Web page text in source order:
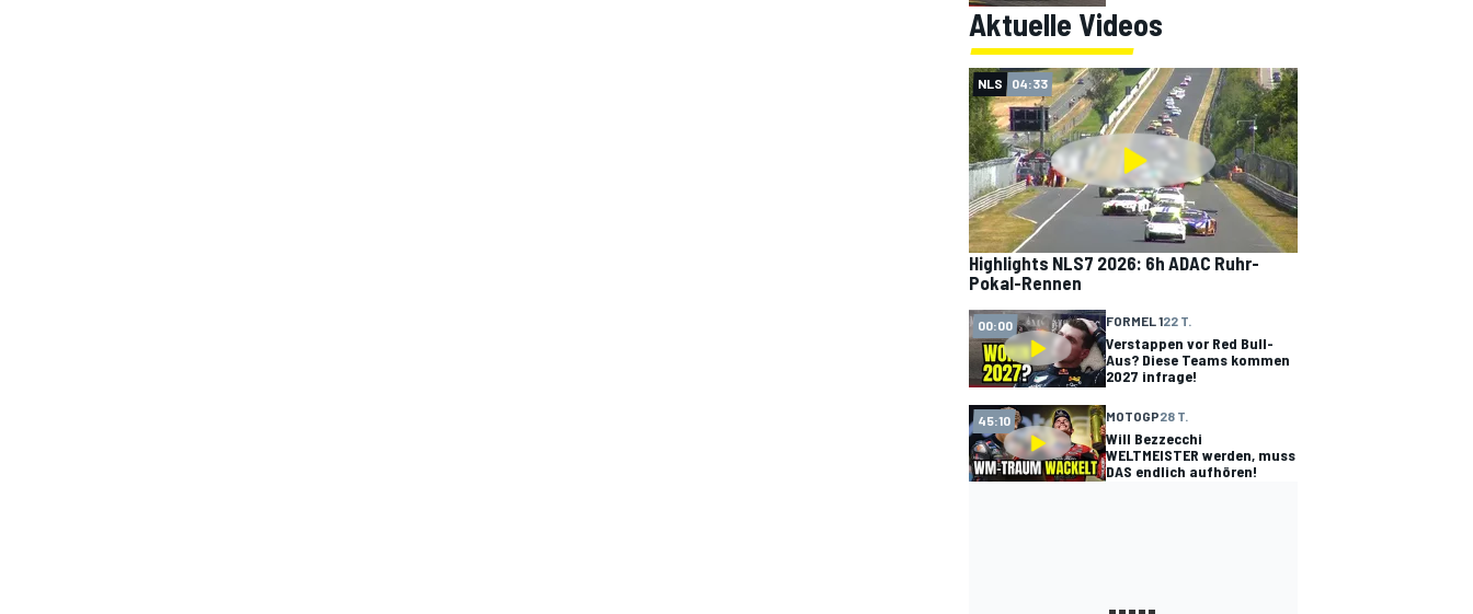
Aktuelle Videos
NLS 04:33
Highlights NLS7 2026: 6h ADAC Ruhr-
Pokal-Rennen
00:00 FORMEL 122 T.
Verstappen vor Red Bull-
Aus? Diese Teams kommen
2027 infrage!
45:10 MOTOGP28 T.
Will Bezzecchi
WELTMEISTER werden, muss
DAS endlich aufhören!